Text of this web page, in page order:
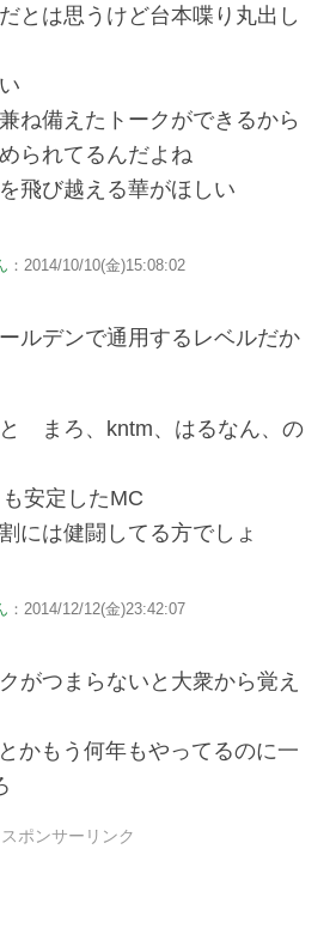
とは思うけど台本喋り丸出し
ね備えたトークができるから
られてるんだよね
飛び越える華がほしい
：2014/10/10(金)15:08:02
ルデンで通用するレベルだか
まろ、kntm、はるなん、の
安定したMC
には健闘してる方でしょ
：2014/12/12(金)23:42:07
がつまらないと大衆から覚え
かもう何年もやってるのに一
スポンサーリンク